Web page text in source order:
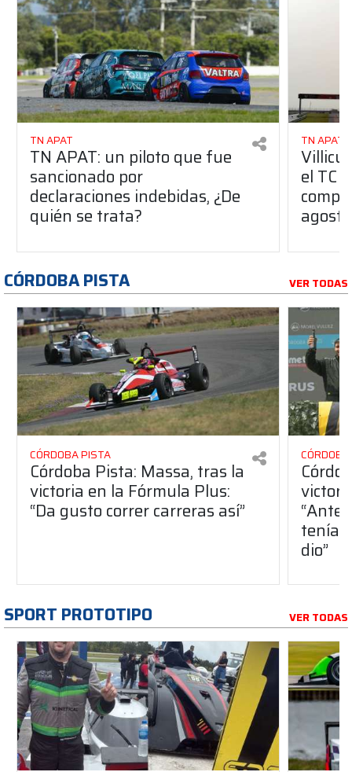
TN APAT
TN APAT: un piloto que fue
sancionado por
declaraciones indebidas, ¿De
quién se trata?
TN APAT
el TC
agosto
CÓRDOBA PISTA VER TODAS
CÓRDOBA PISTA
Córdoba Pista: Massa, tras la
victoria en la Fórmula Plus:
“Da gusto correr carreras así”
dio”
SPORT PROTOTIPO VER TODAS